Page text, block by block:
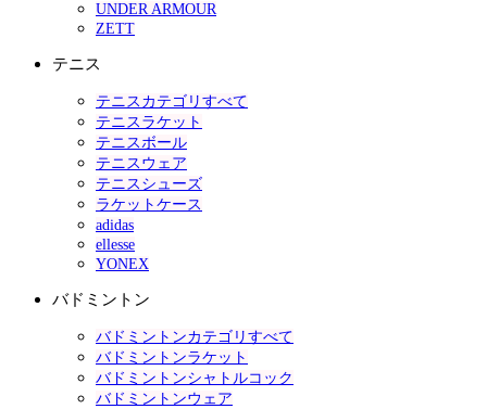
UNDER ARMOUR
ZETT
テニス
テニスカテゴリすべて
テニスラケット
テニスボール
テニスウェア
テニスシューズ
ラケットケース
adidas
ellesse
YONEX
バドミントン
バドミントンカテゴリすべて
バドミントンラケット
バドミントンシャトルコック
バドミントンウェア